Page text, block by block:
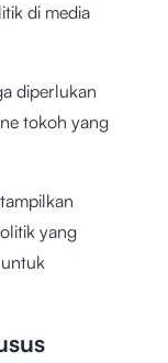
di media
diperlukan
tokoh yang
yang